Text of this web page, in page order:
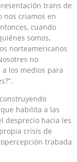
trans de
nos criamos en
cuando
somos,
norteamericanos
no
los medios para
habilita a las
desprecio hacia les
crisis de
trabada